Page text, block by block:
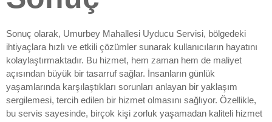
Sonuç olarak, Umurbey Mahallesi Uyducu Servisi, bölgedeki
ihtiyaçlara hızlı ve etkili çözümler sunarak kullanıcıların hayatını
kolaylaştırmaktadır. Bu hizmet, hem zaman hem de maliyet
açısından büyük bir tasarruf sağlar. İnsanların günlük
yaşamlarında karşılaştıkları sorunları anlayan bir yaklaşım
sergilemesi, tercih edilen bir hizmet olmasını sağlıyor. Özellikle,
bu servis sayesinde, birçok kişi zorluk yaşamadan kaliteli hizmet